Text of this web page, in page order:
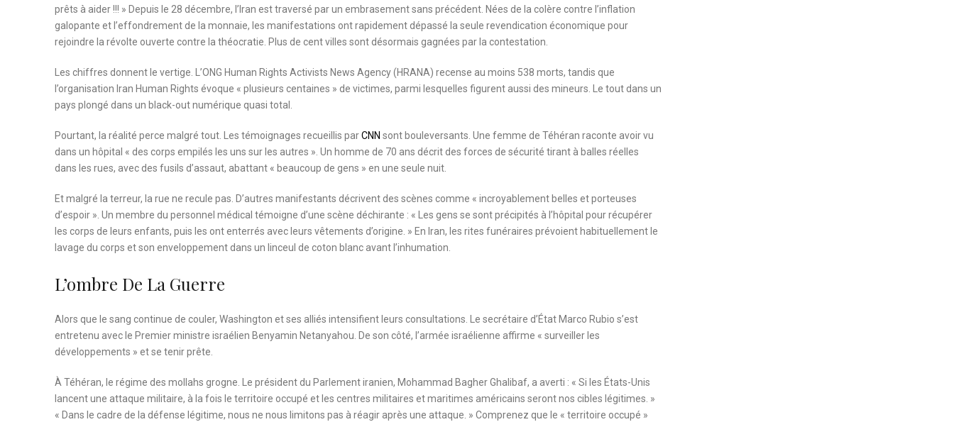
prêts à aider !!! » Depuis le 28 décembre, l’Iran est traversé par un embrasement sans précédent. Nées de la colère contre l’inflation
galopante et l’effondrement de la monnaie, les manifestations ont rapidement dépassé la seule revendication économique pour
rejoindre la révolte ouverte contre la théocratie. Plus de cent villes sont désormais gagnées par la contestation.
Les chiffres donnent le vertige. L’ONG Human Rights Activists News Agency (HRANA) recense au moins 538 morts, tandis que
l’organisation Iran Human Rights évoque « plusieurs centaines » de victimes, parmi lesquelles figurent aussi des mineurs. Le tout dans un
pays plongé dans un black-out numérique quasi total.
Pourtant, la réalité perce malgré tout. Les témoignages recueillis parCNN sont bouleversants. Une femme de Téhéran raconte avoir vu
dans un hôpital « des corps empilés les uns sur les autres ». Un homme de 70 ans décrit des forces de sécurité tirant à balles réelles
dans les rues, avec des fusils d’assaut, abattant « beaucoup de gens » en une seule nuit.
Et malgré la terreur, la rue ne recule pas. D’autres manifestants décrivent des scènes comme « incroyablement belles et porteuses
d’espoir ». Un membre du personnel médical témoigne d’une scène déchirante : « Les gens se sont précipités à l’hôpital pour récupérer
les corps de leurs enfants, puis les ont enterrés avec leurs vêtements d’origine. » En Iran, les rites funéraires prévoient habituellement le
lavage du corps et son enveloppement dans un linceul de coton blanc avant l’inhumation.
L’ombre De La Guerre
Alors que le sang continue de couler, Washington et ses alliés intensifient leurs consultations. Le secrétaire d’État Marco Rubio s’est
entretenu avec le Premier ministre israélien Benyamin Netanyahou. De son côté, l’armée israélienne affirme « surveiller les
développements » et se tenir prête.
À Téhéran, le régime des mollahs grogne. Le président du Parlement iranien, Mohammad Bagher Ghalibaf, a averti : « Si les États-Unis
lancent une attaque militaire, à la fois le territoire occupé et les centres militaires et maritimes américains seront nos cibles légitimes. »
« Dans le cadre de la défense légitime, nous ne nous limitons pas à réagir après une attaque. » Comprenez que le « territoire occupé »